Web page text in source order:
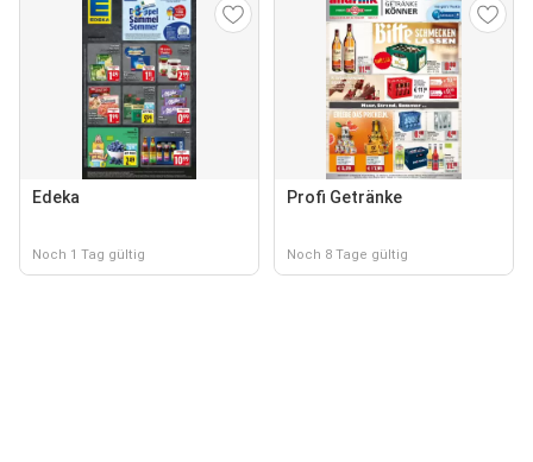
Edeka
Noch 1 Tag gültig
Profi Getränke
Noch 8 Tage gültig